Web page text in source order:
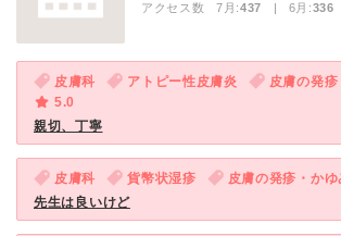
アクセス数 7月:437 | 6月:336
皮膚科 アトピー性皮膚炎
皮膚の発
5.0
親切、丁寧
皮膚科 貨幣状湿疹 皮膚の発疹・かゆ
先生は良いけど